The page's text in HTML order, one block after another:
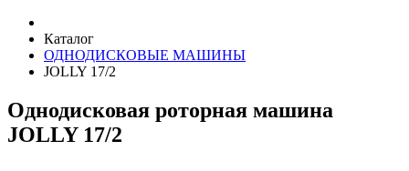
Каталог
ОДНОДИСКОВЫЕ МАШИНЫ
JOLLY 17/2
Однодисковая роторная машина
JOLLY 17/2